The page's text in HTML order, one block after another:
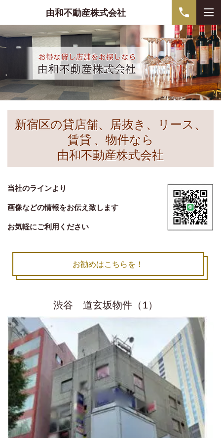
由和不動産株式会社
新宿区の貸店舗、居抜き、リース、
賃貸 、物件なら
由和不動産株式会社
当社のラインより
画像などの情報をお伝え致します
お気軽にご利用ください
お勧めはこちらを！
渋谷 道玄坂物件（1）